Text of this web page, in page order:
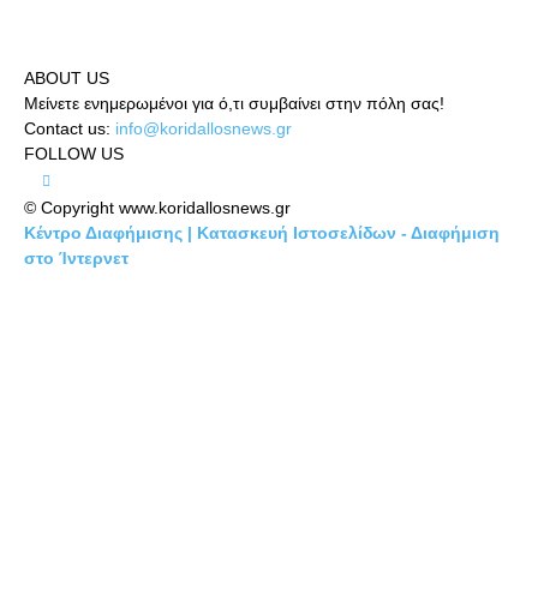
ABOUT US
Μείνετε ενημερωμένοι για ό,τι συμβαίνει στην πόλη σας!
Contact us: info@koridallosnews.gr
FOLLOW US
© Copyright www.koridallosnews.gr
Κέντρο Διαφήμισης | Κατασκευή Ιστοσελίδων - Διαφήμιση
στο Ίντερνετ